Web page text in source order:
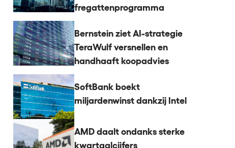
fregattenprogramma
Bernstein ziet AI-strategie
TeraWulf versnellen en
handhaaft koopadvies
SoftBank boekt
miljardenwinst dankzij Intel
AMD daalt ondanks sterke
kwartaalcijfers